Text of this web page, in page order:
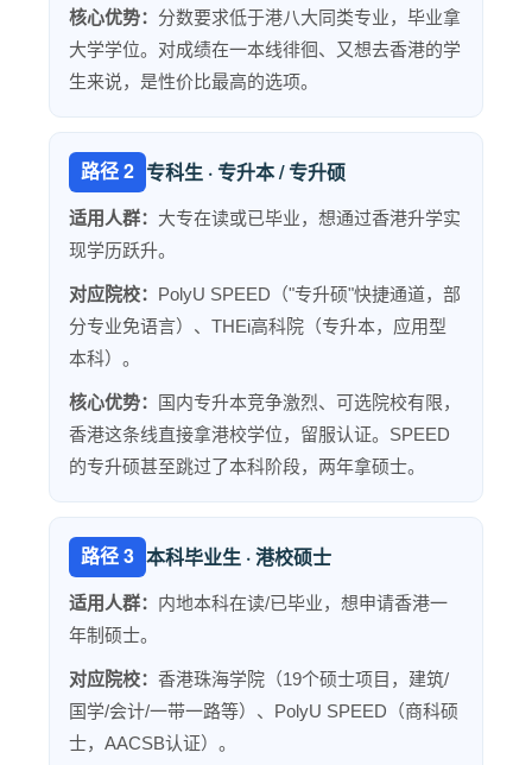
核心优势： 分数要求低于港八大同类专业，毕业拿
大学学位。对成绩在一本线徘徊、又想去香港的学
生来说，是性价比最高的选项。
路径 2 专科生 · 专升本 /专升硕
适用人群： 大专在读或已毕业，想通过香港升学实
现学历跃升。
对应院校： PolyU SPEED（"专升硕"快捷通道，部
分专业免语言）、THEi高科院（专升本，应用型
本科）。
核心优势：
国内专升本竞争激烈、可选院校有限，
香港这条线直接拿港校学位，留服认证。SPEED
的专升硕甚至跳过了本科阶段，两年拿硕士。
路径 3 本科毕业生 · 港校硕士
适用人群： 内地本科在读/已毕业，想申请香港一
年制硕士。
对应院校： 香港珠海学院（19个硕士项目，建筑/
国学/会计/一带一路等）、PolyU SPEED（商科硕
士，AACSB认证）。